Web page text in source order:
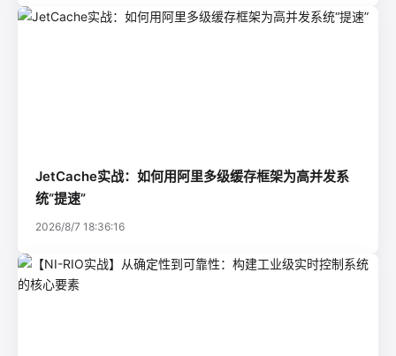
JetCache实战：如何用阿里多级缓存框架为高并发系
统“提速”
2026/8/7 18:36:16